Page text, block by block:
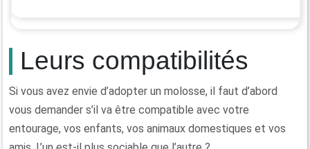
Leurs compatibilités
Si vous avez envie d’adopter un molosse, il faut d’abord
vous demander s’il va être compatible avec votre
entourage, vos enfants, vos animaux domestiques et vos